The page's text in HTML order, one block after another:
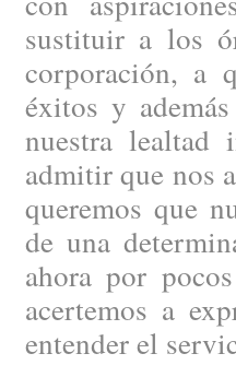
sustituir a los
corporación, a
éxitos y
nuestra
admitir que nos
queremos que
de una
ahora por
acertemos a
entender el